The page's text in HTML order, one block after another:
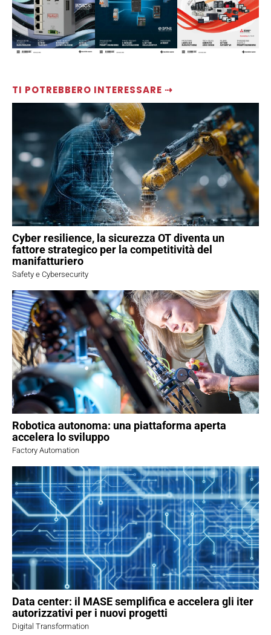
TI POTREBBERO INTERESSARE ⇢
Cyber resilience, la sicurezza OT diventa un
fattore strategico per la competitività del
manifatturiero
Safety e Cybersecurity
Robotica autonoma: una piattaforma aperta
accelera lo sviluppo
Factory Automation
Data center: il MASE semplifica e accelera gli iter
autorizzativi per i nuovi progetti
Digital Transformation